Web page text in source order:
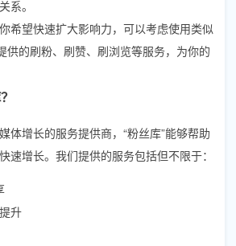
系。
希望快速扩大影响力，可以考虑使用类似
供的刷粉、刷赞、刷浏览等服务，为你的
体增长的服务提供商，“粉丝库”能够帮助
速增长。我们提供的服务包括但不限于：
升